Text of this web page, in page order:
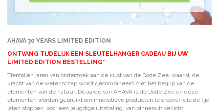
AHAVA 30 YEARS LIMITED EDITION
ONTVANG TIJDELIJK EEN SLEUTELHANGER CADEAU BIJ UW
LIMITED EDITION BESTELLING*
Tientallen jaren van onderzoek aan de kust van de Dode Zee, waarbij de
kracht van de wetenschap wordt gecombineerd met het begrip van de
elementen van de natuur. De aarde van AHAVA is de Dode Zee en deze
elementen worden gebruikt om innovatieve producten te creëren die de tijd
laten stoppen, voor een jeugdige uitstraling, van binnenuit verlicht.